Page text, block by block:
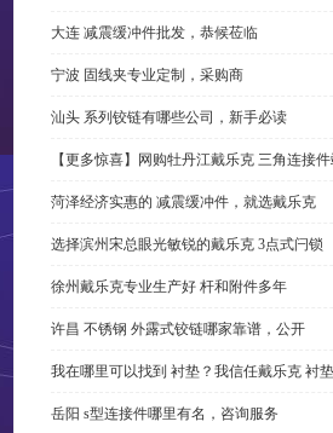
大连 减震缓冲件批发，恭候莅临
宁波 固线夹专业定制，采购商
汕头 系列铰链有哪些公司，新手必读
【更多惊喜】网购牡丹江戴乐克 三角连接
菏泽经济实惠的 减震缓冲件，就选戴乐克
选择滨州宋总眼光敏锐的戴乐克 3点式闩锁
徐州戴乐克专业生产好 杆和附件多年
许昌 不锈钢 外露式铰链哪家靠谱，公开
我在哪里可以找到 衬垫？我信任戴乐克 衬
岳阳 s型连接件哪里有名，咨询服务